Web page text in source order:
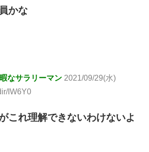
かな
なサラリーマン 2021/09/29(水)
IW6Y0
これ理解できないわけないよ